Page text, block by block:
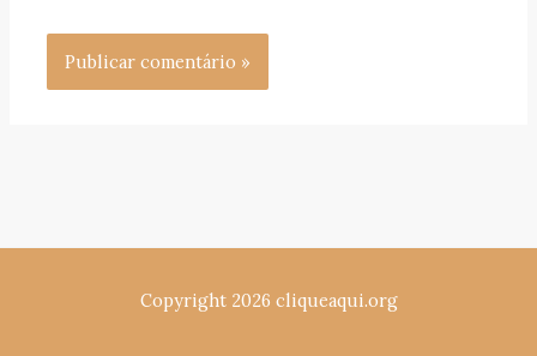
Copyright 2026 cliqueaqui.org